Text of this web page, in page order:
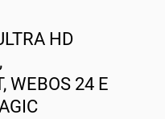
HD
WEBOS 24 E